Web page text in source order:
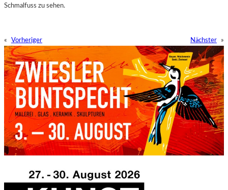
Schmalfuss zu sehen.
« Vorheriger Nächster »